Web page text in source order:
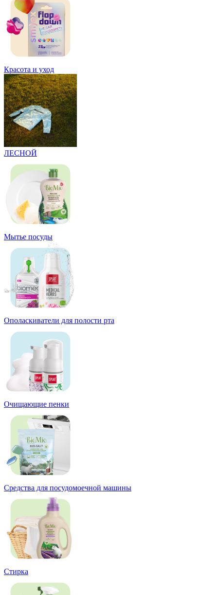
Красота и уход
ЛЕСНОЙ
Мытье посуды
Ополаскиватели для полости рта
Очищающие пенки
Средства для посудомоечной машины
Стирка